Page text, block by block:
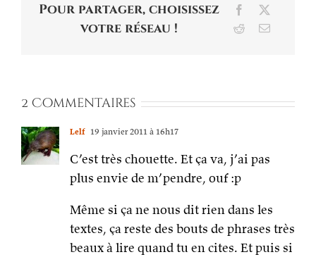
Pour partager, choisissez
votre réseau !
Facebook
RedditEmail
2 Commentaires
Lelf 19 janvier 2011 à 16h17
C’est très chouette. Et ça va, j’ai pas
plus envie de m’pendre, ouf :p
Même si ça ne nous dit rien dans les
textes, ça reste des bouts de phrases très
beaux à lire quand tu en cites. Et puis si